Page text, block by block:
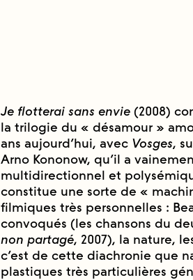
Je flotterai sans envie(2008)
la trilogie du « désamour »
ans aujourd’hui, avec Vosges,
Arno Kononow, qu’il a
multidirectionnel et
constitue une sorte de «
filmiques très personnelles :
convoqués (les chansons du
non partagé, 2007), la nature,
c’est de cette diachronie que
plastiques très particulières